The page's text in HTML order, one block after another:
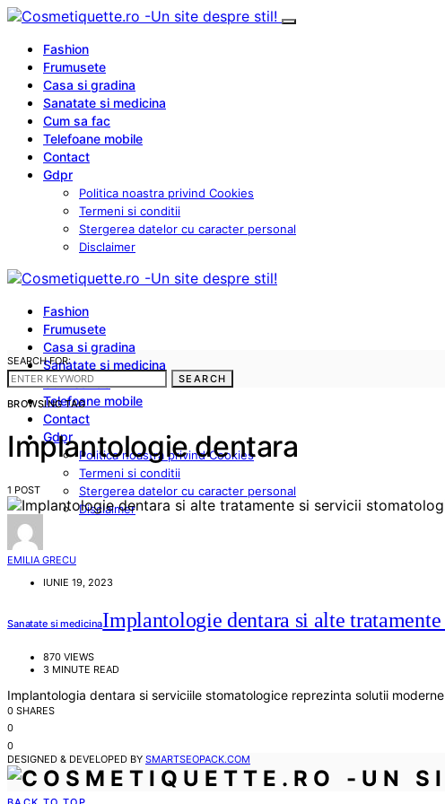
Fashion
Frumusete
Casa si gradina
Sanatate si medicina
Cum sa fac
Telefoane mobile
Contact
Gdpr
Politica noastra privind Cookies
Termeni si conditii
Stergerea datelor cu caracter personal
Disclaimer
Fashion
Frumusete
Casa si gradina
Sanatate si medicina
Cum sa fac
Telefoane mobile
Contact
Gdpr
Politica noastra privind Cookies
Termeni si conditii
Stergerea datelor cu caracter personal
Disclaimer
SEARCH FOR:
SEARCH
BROWSING TAG
Implantologie dentara
1 POST
EMILIA GRECU
IUNIE 19, 2023
Sanatate si medicinaImplantologie dentara si alte
870 VIEWS
3 MINUTE READ
Implantologia dentara si serviciile stomatologice reprezinta solutii
0 SHARES
0
0
DESIGNED & DEVELOPED BY SMARTSEOPACK.COM